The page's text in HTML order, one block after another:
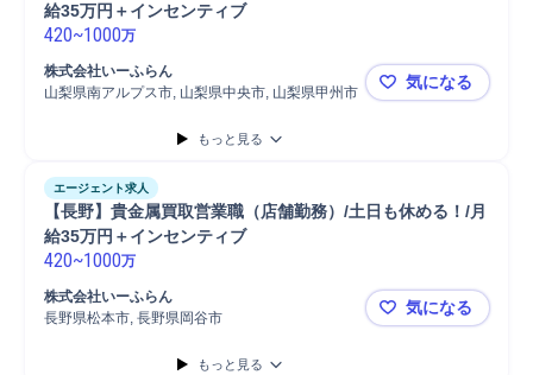
給35万円＋インセンティブ
420~1000万
株式会社いーふらん
山梨県南アルプス市, 山梨県中央市, 山梨県甲州市
【山梨】貴
気になる
もっと見る
エージェント求人
【長野】貴金属買取営業職（店舗勤務）/土日も休める！/月
給35万円＋インセンティブ
420~1000万
株式会社いーふらん
長野県松本市, 長野県岡谷市
【長野】貴
気になる
もっと見る